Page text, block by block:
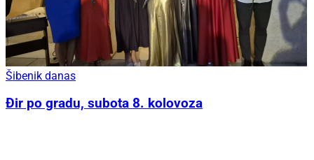
Šibenik danas
Đir po gradu, subota 8. kolovoza